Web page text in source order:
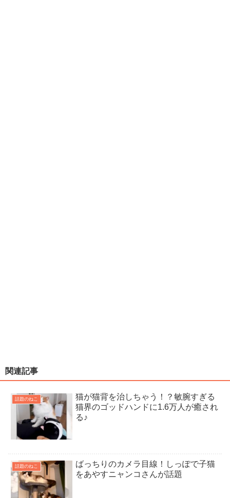
関連記事
話題のねこ
猫が猫背を治しちゃう！？敏腕すぎる
猫界のゴッドハンドに1.6万人が癒され
る♪
話題のねこ
ばっちりのカメラ目線！しっぽで子猫
をあやすニャンコさんが話題